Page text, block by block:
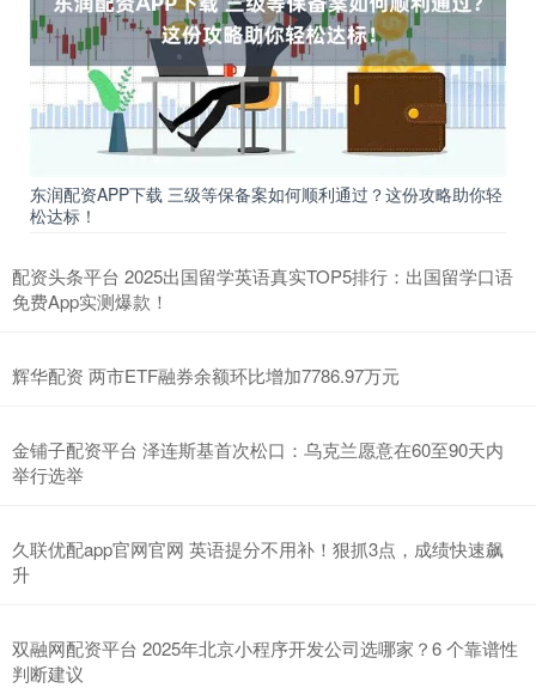
东润配资APP下载 三级等保备案如何顺利通过？这份攻略助你轻
松达标！
配资头条平台 2025出国留学英语真实TOP5排行：出国留学口语
免费App实测爆款！
辉华配资 两市ETF融券余额环比增加7786.97万元
金铺子配资平台 泽连斯基首次松口：乌克兰愿意在60至90天内
举行选举
久联优配app官网官网 英语提分不用补！狠抓3点，成绩快速飙
升
双融网配资平台 2025年北京小程序开发公司选哪家？6 个靠谱性
判断建议